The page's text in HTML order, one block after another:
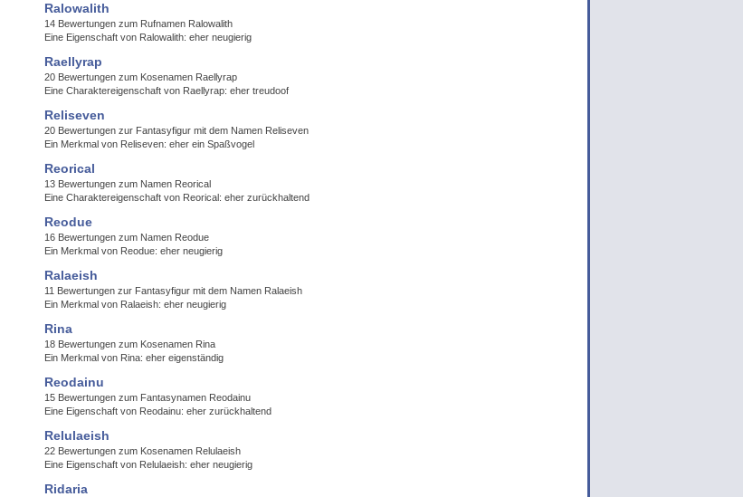
Ralowalith
14 Bewertungen zum Rufnamen Ralowalith
Eine Eigenschaft von Ralowalith: eher neugierig
Raellyrap
20 Bewertungen zum Kosenamen Raellyrap
Eine Charaktereigenschaft von Raellyrap: eher treudoof
Reliseven
20 Bewertungen zur Fantasyfigur mit dem Namen Reliseven
Ein Merkmal von Reliseven: eher ein Spaßvogel
Reorical
13 Bewertungen zum Namen Reorical
Eine Charaktereigenschaft von Reorical: eher zurückhaltend
Reodue
16 Bewertungen zum Namen Reodue
Ein Merkmal von Reodue: eher neugierig
Ralaeish
11 Bewertungen zur Fantasyfigur mit dem Namen Ralaeish
Ein Merkmal von Ralaeish: eher neugierig
Rina
18 Bewertungen zum Kosenamen Rina
Ein Merkmal von Rina: eher eigenständig
Reodainu
15 Bewertungen zum Fantasynamen Reodainu
Eine Eigenschaft von Reodainu: eher zurückhaltend
Relulaeish
22 Bewertungen zum Kosenamen Relulaeish
Eine Eigenschaft von Relulaeish: eher neugierig
Ridaria